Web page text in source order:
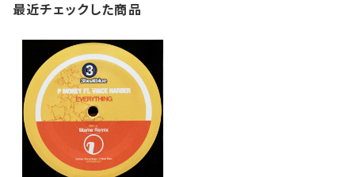
最近チェックした商品